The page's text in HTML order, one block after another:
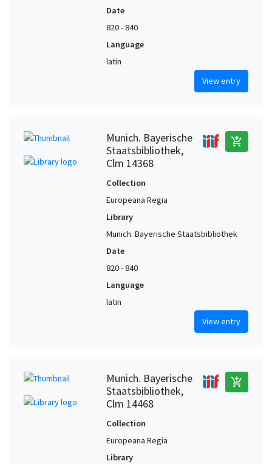
Date
820 - 840
Language
latin
View entry
Munich. Bayerische
Staatsbibliothek,
Clm 14368
add_shopping_cart
Collection
Europeana Regia
Library
Munich. Bayerische Staatsbibliothek
Date
820 - 840
Language
latin
View entry
Munich. Bayerische
Staatsbibliothek,
Clm 14468
add_shopping_cart
Collection
Europeana Regia
Library